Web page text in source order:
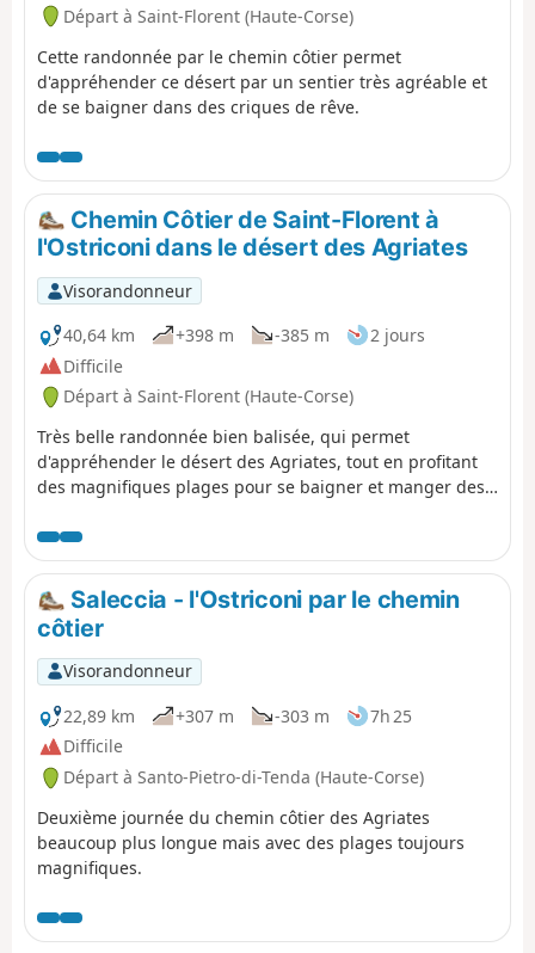
Départ à Saint-Florent (Haute-Corse)
Cette randonnée par le chemin côtier permet
d'appréhender ce désert par un sentier très agréable et
de se baigner dans des criques de rêve.
Chemin Côtier de Saint-Florent à
l'Ostriconi dans le désert des Agriates
Visorandonneur
40,64 km
+398 m -385 m
2 jours
Difficile
Départ à Saint-Florent (Haute-Corse)
Très belle randonnée bien balisée, qui permet
d'appréhender le désert des Agriates, tout en profitant
des magnifiques plages pour se baigner et manger des
Saint-Forent - Saleccia et Saleccia - Ostriconi) mais elle
peut aussi se faire en trois jours en dormant au gîte de
Ghignu (fermé en 2020 à cause du Covid. Des bus
réguliers assurent le retour.
Saleccia - l'Ostriconi par le chemin
côtier
Visorandonneur
22,89 km
+307 m -303 m
7h 25
Difficile
Départ à Santo-Pietro-di-Tenda (Haute-Corse)
Deuxième journée du chemin côtier des Agriates
beaucoup plus longue mais avec des plages toujours
magnifiques.